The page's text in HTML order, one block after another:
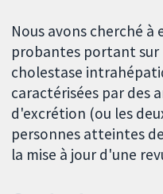
Nous avons cherché à
probantes portant
cholestase
caractérisées par des
d'excrétion (ou les
personnes atteintes
la mise à jour d'une